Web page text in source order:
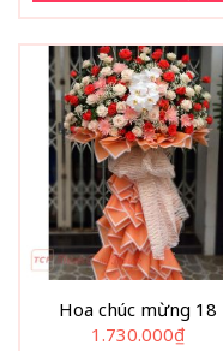
Hoa chúc mừng 18
1.730.000₫